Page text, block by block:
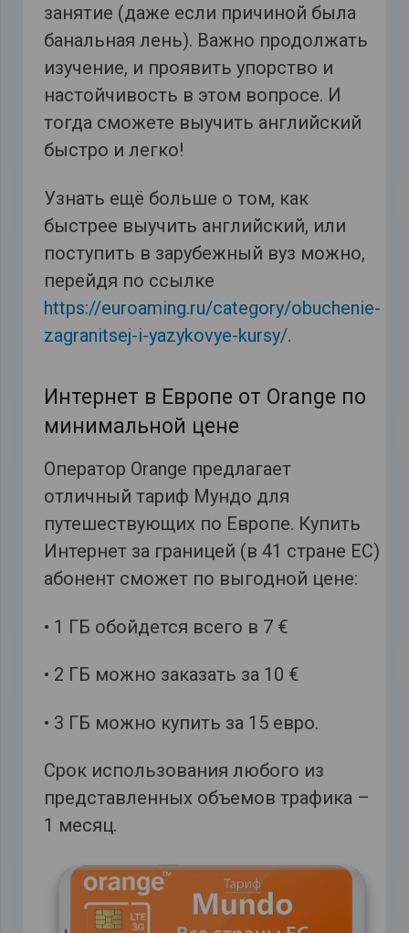
занятие (даже если причиной была
банальная лень). Важно продолжать
изучение, и проявить упорство и
настойчивость в этом вопросе. И
тогда сможете выучить английский
быстро и легко!
Узнать ещё больше о том, как
быстрее выучить английский, или
поступить в зарубежный вуз можно,
перейдя по ссылке
https://euroaming.ru/category/obuchenie-
zagranitsej-i-yazykovye-kursy/.
Интернет в Европе от Orange по
минимальной цене
Оператор Orange предлагает
отличный тариф Мундо для
путешествующих по Европе. Купить
Интернет за границей (в 41 стране ЕС)
абонент сможет по выгодной цене:
• 1 ГБ обойдется всего в 7 €
• 2 ГБ можно заказать за 10 €
• 3 ГБ можно купить за 15 евро.
Срок использования любого из
представленных объемов трафика –
1 месяц.